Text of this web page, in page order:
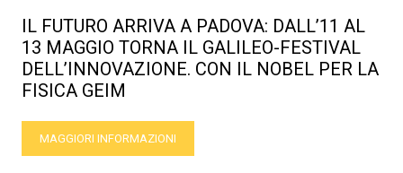
IL FUTURO ARRIVA A PADOVA: DALL’11 AL
13 MAGGIO TORNA IL GALILEO-FESTIVAL
DELL’INNOVAZIONE. CON IL NOBEL PER LA
FISICA GEIM
MAGGIORI INFORMAZIONI